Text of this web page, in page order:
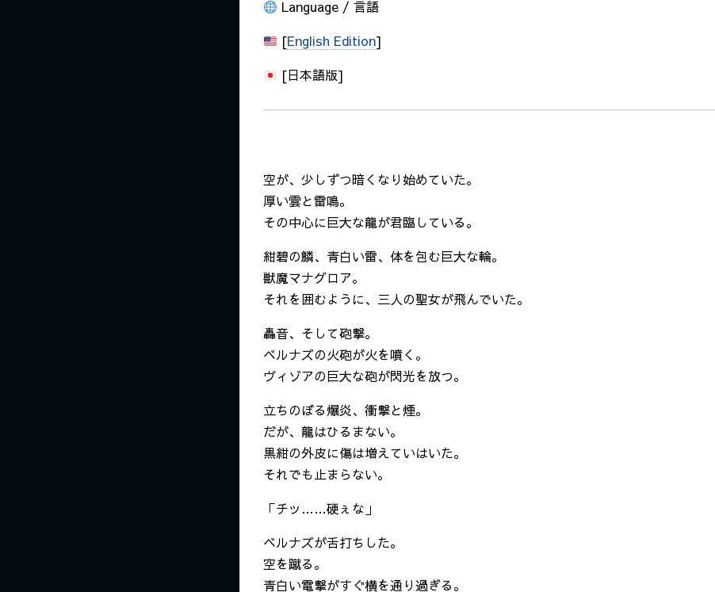
Language / 言語
[English Edition]
[日本語版]
空が、少しずつ暗くなり始めていた。
厚い雲と雷鳴。
その中心に巨大な龍が君臨している。
紺碧の鱗、青白い雷、体を包む巨大な輪。
獣魔マナグロア。
それを囲むように、三人の聖女が飛んでいた。
轟音、そして砲撃。
ベルナズの火砲が火を噴く。
ヴィゾアの巨大な砲が閃光を放つ。
立ちのぼる爆炎、衝撃と煙。
だが、龍はひるまない。
黒紺の外皮に傷は増えていはいた。
それでも止まらない。
「チッ……硬ぇな」
ベルナズが舌打ちした。
空を蹴る。
青白い電撃がすぐ横を通り過ぎる。